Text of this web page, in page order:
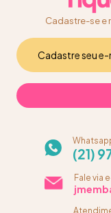
Cadastre-se e
(21)
Fale via